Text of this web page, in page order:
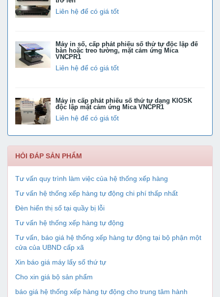
Liên hệ để có giá tốt
Máy in số, cấp phát phiếu số thứ tự độc lập để
bàn hoặc treo tường, mặt cảm ứng Mica
VNCPR1
Liên hệ để có giá tốt
Máy in cấp phát phiếu số thứ tự dạng KIOSK
độc lập mặt cảm ứng Mica VNCPR1
Liên hệ để có giá tốt
HỎI ĐÁP SẢN PHẨM
Tư vấn quy trình làm việc của hệ thống xếp hàng
Tư vấn hệ thống xếp hàng tự động chi phí thấp nhất
Đèn hiển thị số tại quầy bị lỗi
Tư vấn hệ thống xếp hàng tự động
Tư vấn, báo giá hệ thống xếp hàng tự động tại bộ phận một
cửa của UBND cấp xã
Xin báo giá máy lấy số thứ tự
Cho xin giá bộ sản phẩm
báo giá hệ thống xếp hàng tự động cho trung tâm hành